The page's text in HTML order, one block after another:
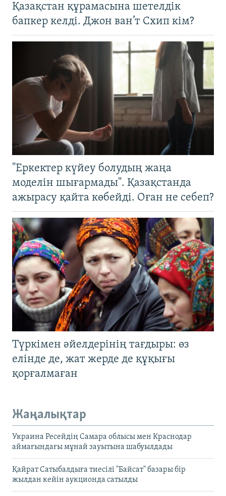
Қазақстан құрамасына шетелдік
бапкер келді. Джон ван’т Схип кім?
"Еркектер күйеу болудың жаңа
моделін шығармады". Қазақстанда
ажырасу қайта көбейді. Оған не себеп?
Түркімен әйелдерінің тағдыры: өз
елінде де, жат жерде де құқығы
қорғалмаған
Жаңалықтар
Украина Ресейдің Самара облысы мен Краснодар
аймағындағы мұнай зауытына шабуылдады
Қайрат Сатыбалдыға тиесілі "Байсат" базары бір
жылдан кейін аукционда сатылды